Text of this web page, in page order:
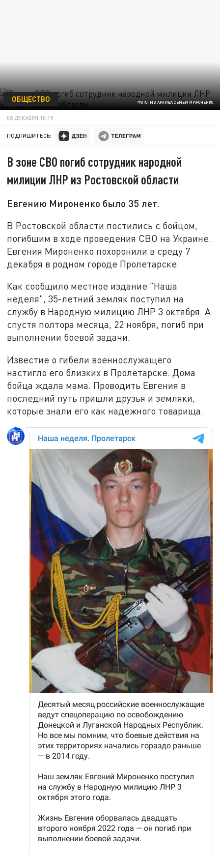
ФОТО: ИЗ АРХИВА СЕМЬИ МИРОНЕНКО
ОБЩЕСТВО
08 ДЕКАБРЯ 10:19
ПОДПИШИТЕСЬ:
В зоне СВО погиб сотрудник народной
милиции ЛНР из Ростовской области
Евгению Мироненко было 35 лет.
В Ростовской области постились с бойцом,
погибшим в ходе проведения СВО на Украине.
Евгения Мироненко похоронили в среду 7
декабря в родном городе Пролетарске.
Как сообщило местное издание "Наша
неделя", 35-летний земляк поступил на
службу в Народную милицию ЛНР 3 октября. А
спустя полтора месяца, 22 ноября, погиб при
выполнении боевой задачи.
Известие о гибели военнослужащего
настигло его близких в Пролетарске. Дома
бойца ждала мама. Проводить Евгения в
последний путь пришли друзья и земляки,
которые знали его как надёжного товарища.